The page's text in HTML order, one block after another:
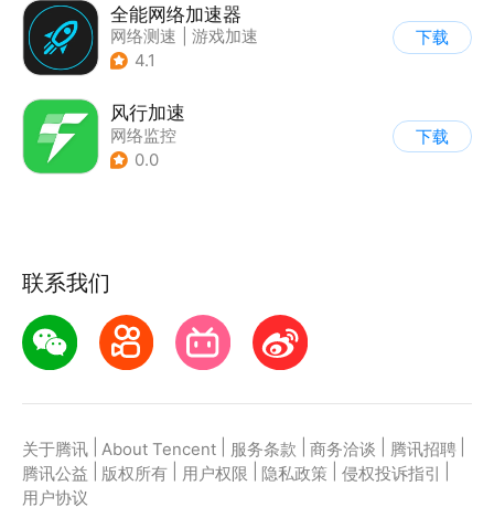
全能网络加速器
网络测速
游戏加速
4.1
下载
风行加速
网络监控
0.0
下载
联系我们
关于腾讯 About Tencent 服务条款 商务洽谈 腾讯招聘
腾讯公益
版权所有 用户权限 隐私政策 侵权投诉指引
用户协议